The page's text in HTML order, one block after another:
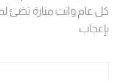
كل عام وانت منارة تضئ
بإعجاب